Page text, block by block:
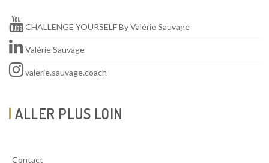
CHALLENGE YOURSELF By Valérie Sauvage
Valérie Sauvage
valerie.sauvage.coach
ALLER PLUS LOIN
Contact